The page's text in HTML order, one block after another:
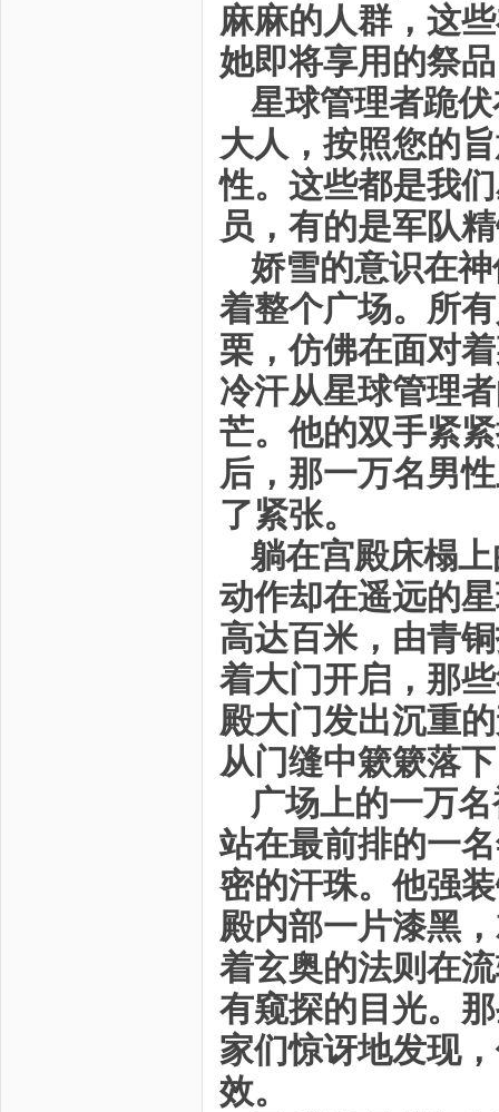
麻麻的人群，这
她即将享用的祭
星球管理者跪
大人，按照您的
性。这些都是我
员，有的是军队
娇雪的意识在
着整个广场。所
栗，仿佛在面对
冷汗从星球管理
芒。他的双手紧
后，那一万名男
了紧张。
躺在宫殿床榻
动作却在遥远的
高达百米，由青
着大门开启，那
殿大门发出沉重
从门缝中簌簌落
广场上的一万
站在最前排的一
密的汗珠。他强
殿内部一片漆黑
着玄奥的法则在
有窥探的目光。
家们惊讶地发现
效。